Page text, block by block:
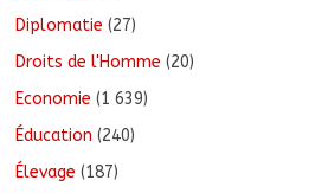
Diplomatie (27)
Droits de l'Homme (20)
Economie (1 639)
Éducation (240)
Élevage (187)